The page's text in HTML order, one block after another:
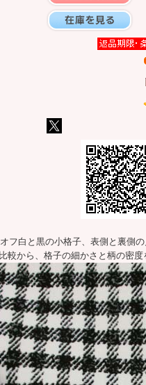
フ白と黒の小格子、表側と裏側の
較から、格子の細かさと柄の密度